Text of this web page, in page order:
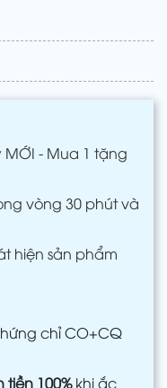
- Mua 1 tặng
vòng 30 phút và
hiện sản phẩm
chỉ CO+CQ
tiền 100%khi ắc